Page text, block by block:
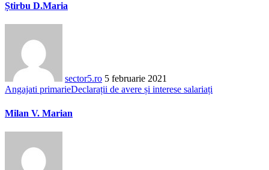
Știrbu D.Maria
sector5.ro 5 februarie 2021
Angajati primarieDeclarații de avere și interese salariați
Milan V. Marian